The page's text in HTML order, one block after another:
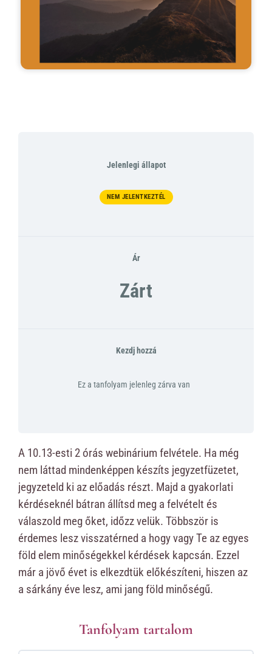
Jelenlegi állapot
NEM JELENTKEZTÉL
Ár
Zárt
Kezdj hozzá
Ez a tanfolyam jelenleg zárva van
A 10.13-esti 2 órás webinárium felvétele. Ha még
nem láttad mindenképpen készíts jegyzetfüzetet,
jegyzeteld ki az előadás részt. Majd a gyakorlati
kérdéseknél bátran állítsd meg a felvételt és
válaszold meg őket, időzz velük. Többször is
érdemes lesz visszatérned a hogy vagy Te az egyes
föld elem minőségekkel kérdések kapcsán. Ezzel
már a jövő évet is elkezdtük előkészíteni, hiszen az
a sárkány éve lesz, ami jang föld minőségű.
Tanfolyam tartalom